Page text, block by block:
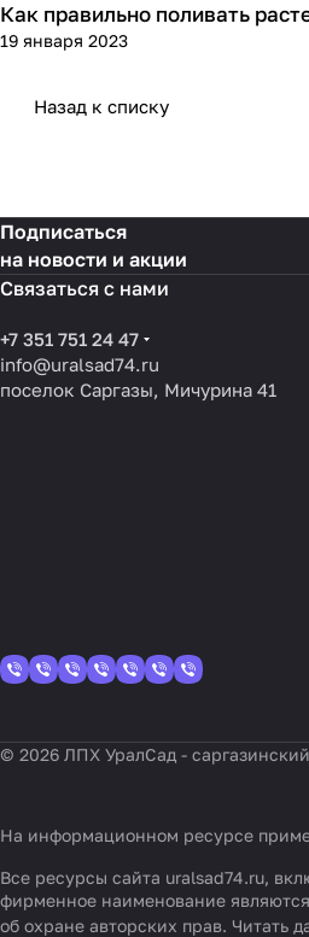
Посадка и уход
Как правильно поливать
19 января 2023
Назад к списку
Подписаться
на новости и акции
Связаться с нами
+7 351 751 24 47
info@uralsad74.ru
поселок Саргазы, Мичурина 41
© 2026 ЛПХ УралСад -
На информационном ресурсе
Все ресурсы сайта uralsad74.ru,
фирменное наименование
об охране авторских прав. Читать